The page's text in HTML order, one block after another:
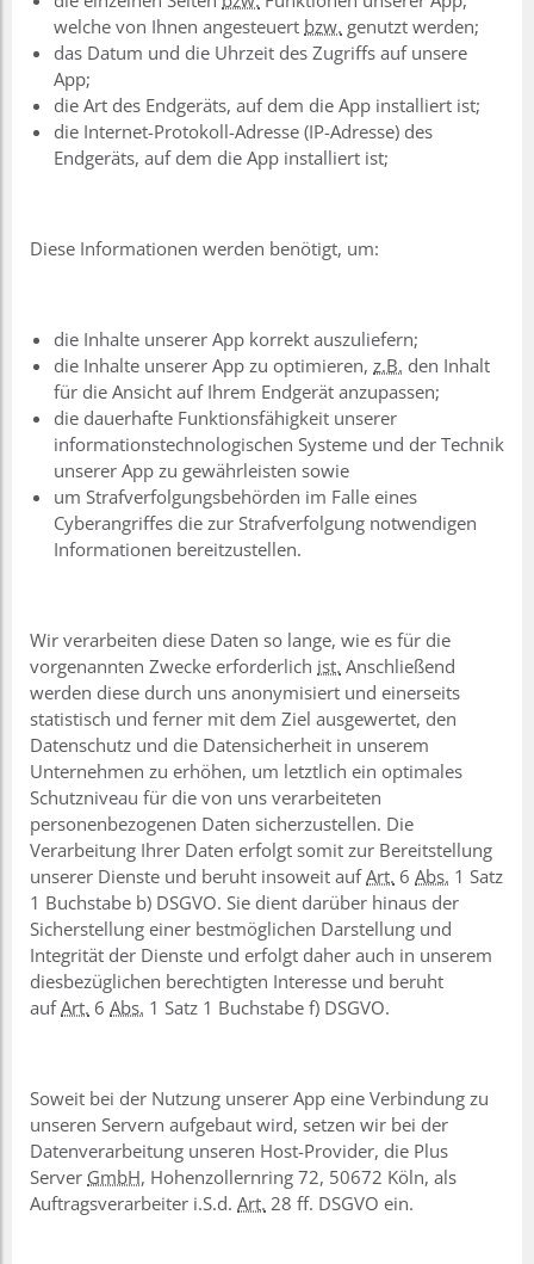
welche von Ihnen angesteuert bzw. genutzt werden;
das Datum und die Uhrzeit des Zugriffs auf unsere
App;
die Art des Endgeräts, auf dem die App installiert ist;
die Internet-Protokoll-Adresse (IP-Adresse) des
Endgeräts, auf dem die App installiert ist;
Diese Informationen werden benötigt, um:
die Inhalte unserer App korrekt auszuliefern;
die Inhalte unserer App zu optimieren, z.B. den Inhalt
für die Ansicht auf Ihrem Endgerät anzupassen;
die dauerhafte Funktionsfähigkeit unserer
informationstechnologischen Systeme und der Technik
unserer App zu gewährleisten sowie
um Strafverfolgungsbehörden im Falle eines
Cyberangriffes die zur Strafverfolgung notwendigen
Informationen bereitzustellen.
Wir verarbeiten diese Daten so lange, wie es für die
vorgenannten Zwecke erforderlich ist. Anschließend
werden diese durch uns anonymisiert und einerseits
statistisch und ferner mit dem Ziel ausgewertet, den
Datenschutz und die Datensicherheit in unserem
Unternehmen zu erhöhen, um letztlich ein optimales
Schutzniveau für die von uns verarbeiteten
personenbezogenen Daten sicherzustellen. Die
Verarbeitung Ihrer Daten erfolgt somit zur Bereitstellung
unserer Dienste und beruht insoweit aufArt. 6 Abs. 1 Satz
1 Buchstabe b) DSGVO. Sie dient darüber hinaus der
Sicherstellung einer bestmöglichen Darstellung und
Integrität der Dienste und erfolgt daher auch in unserem
diesbezüglichen berechtigten Interesse und beruht
aufArt. 6 Abs. 1 Satz 1 Buchstabe f) DSGVO.
Soweit bei der Nutzung unserer App eine Verbindung zu
unseren Servern aufgebaut wird, setzen wir bei der
Datenverarbeitung unseren Host-Provider, die Plus
Server GmbH, Hohenzollernring 72, 50672 Köln, als
Auftragsverarbeiter i.S.d. Art. 28 ff. DSGVO ein.